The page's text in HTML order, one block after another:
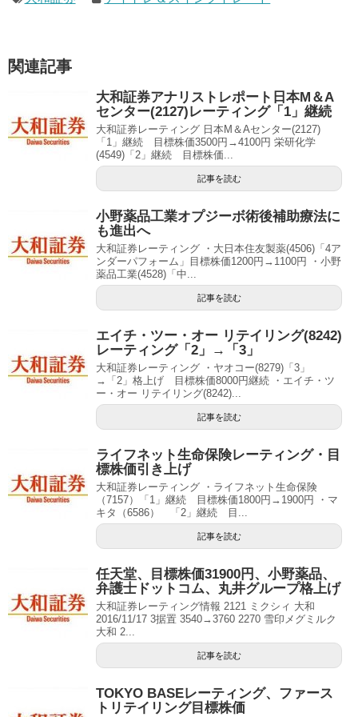
関連記事
大和証券アナリストレポート日本M＆A
センター(2127)レーティング「1」継続
大和証券レーティング 日本M＆Aセンター(2127)
「1」継続 目標株価3500円→4100円 栄研化学
(4549)「2」継続 目標株価...
記事を読む
小野薬品工業オプジーボ術後補助療法に
も進出へ
大和証券レーティング ・大日本住友製薬(4506)「4ア
ンダーパフォーム」目標株価1200円→1100円 ・小野
薬品工業(4528)「中...
記事を読む
エイチ・ツー・オー リテイリング(8242)
レーティング「2」→「3」
大和証券レーティング ・ヤオコー(8279)「3」
→「2」格上げ 目標株価8000円継続 ・エイチ・ツ
ー・オー リテイリング(8242)...
記事を読む
ライフネット生命保険レーティング・目
標株価引き上げ
大和証券レーティング ・ライフネット生命保険
（7157）「1」継続 目標株価1800円→1900円 ・マ
キタ（6586） 「2」継続 目...
記事を読む
任天堂、目標株価31900円、小野薬品、
弁護士ドットコム、丸井グループ格上げ
大和証券レーティング情報 2121 ミクシィ 大和
2016/11/17 3据置 3540→3760 2270 雪印メグミルク
大和 2...
記事を読む
TOKYO BASEレーティング、ファース
トリテイリング目標株価